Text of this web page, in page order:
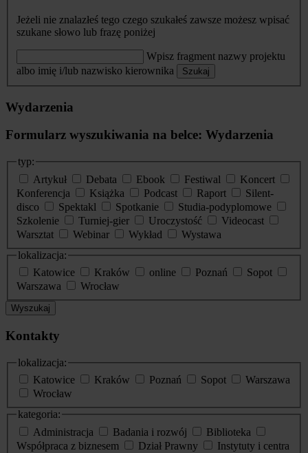
Jeżeli nie znalazłeś tego czego szukałeś zawsze możesz wpisać
szukane słowo lub frazę poniżej
Wpisz fragment nazwy projektu
albo imię i/lub nazwisko kierownika
Szukaj
Wydarzenia
Formularz wyszukiwania na belce: Wydarzenia
typ:
Artykuł
Debata Ebook Festiwal
Koncert
Konferencja
Książka Podcast Raport
Silent-
disco
Spektakl Spotkanie
Studia-podyplomowe
Szkolenie
Turniej-gier Uroczystość
Videocast
Warsztat
Webinar Wykład
Wystawa
lokalizacja:
Katowice
Kraków online Poznań
Sopot
Warszawa
Wrocław
Wyszukaj
Kontakty
lokalizacja:
Katowice
Kraków Poznań Sopot
Warszawa
Wrocław
kategoria:
Administracja
Badania i rozwój
Biblioteka
Współpraca z biznesem
Dział Prawny
Instytuty i centra